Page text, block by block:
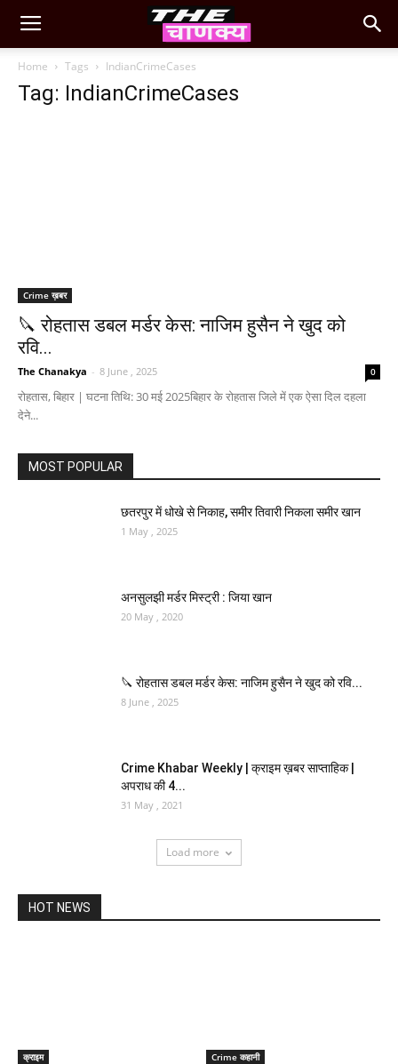
Home Tags IndianCrimeCases
Tag: IndianCrimeCases
Crime ख़बर
🔪 रोहतास डबल मर्डर केस: नाजिम हुसैन ने खुद को
रवि...
The Chanakya - 8 June , 2025 0
रोहतास, बिहार | घटना तिथि: 30 मई 2025बिहार के रोहतास जिले में एक ऐसा दिल दहला
देने...
MOST POPULAR
छतरपुर में धोखे से निकाह, समीर तिवारी निकला समीर खान
1 May , 2025
अनसुलझी मर्डर मिस्ट्री : जिया खान
20 May , 2020
🔪 रोहतास डबल मर्डर केस: नाजिम हुसैन ने खुद को रवि...
8 June , 2025
Crime Khabar Weekly | क्राइम ख़बर साप्ताहिक |
अपराध की 4...
31 May , 2021
Load more
HOT NEWS
क्राइम Crime कहानी